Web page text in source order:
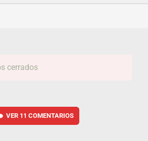
WHATSAPP
cerrados
VER 11 COMENTARIOS